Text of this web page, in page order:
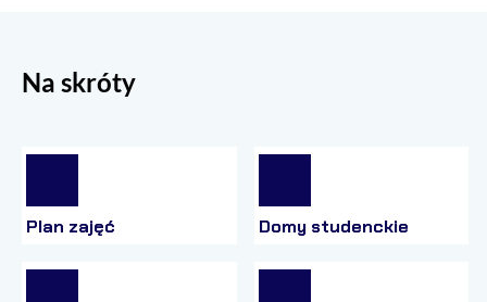
Na skróty
Plan zajęć Domy studenckie